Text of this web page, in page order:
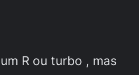
R ou turbo , mas